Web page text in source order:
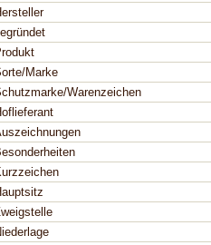
Marke
Warenzeichen